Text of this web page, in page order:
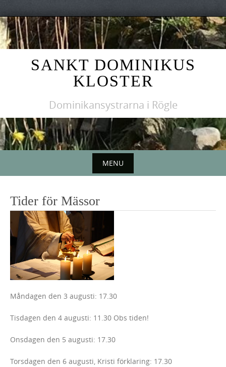
Skip
to
content
SANKT DOMINIKUS
KLOSTER
Dominikansystrarna i Rögle
MENU
content
Tider för Mässor
Måndagen den 3 augusti: 17.30
Tisdagen den 4 augusti: 11.30 Obs tiden!
Onsdagen den 5 augusti: 17.30
Torsdagen den 6 augusti, Kristi förklaring: 17.30